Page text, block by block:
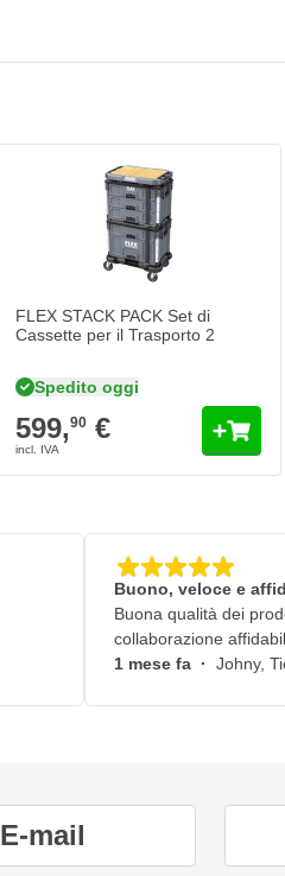
FLEX STACK PACK Set di
Cassette per il Trasporto 2
Spedito oggi
599,90€
Buono, veloce e
Buona qualità dei
collaborazione
1 mese fa · Johny,
E-mail